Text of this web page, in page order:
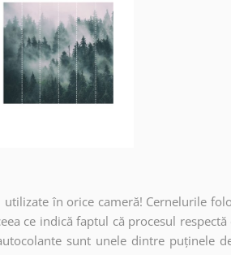
în orice cameră! Cernelurile
ce indică faptul că procesul respectă
sunt unele dintre puținele